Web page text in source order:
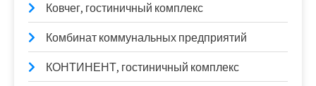
Ковчег, гостиничный комплекс
Комбинат коммунальных предприятий
КОНТИНЕНТ, гостиничный комплекс